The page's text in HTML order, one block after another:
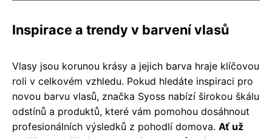
Inspirace a trendy v barvení vlasů
Vlasy jsou korunou krásy a jejich barva hraje klíčovou
roli v celkovém vzhledu. Pokud hledáte inspiraci pro
novou barvu vlasů, značka Syoss nabízí širokou škálu
odstínů a produktů, které vám pomohou dosáhnout
profesionálních výsledků z pohodlí domova. Ať už